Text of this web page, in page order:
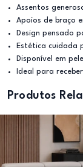
Assentos
Apoios de braço
Design pensado
Estética cuidada
Disponível em
Ideal para
Produtos